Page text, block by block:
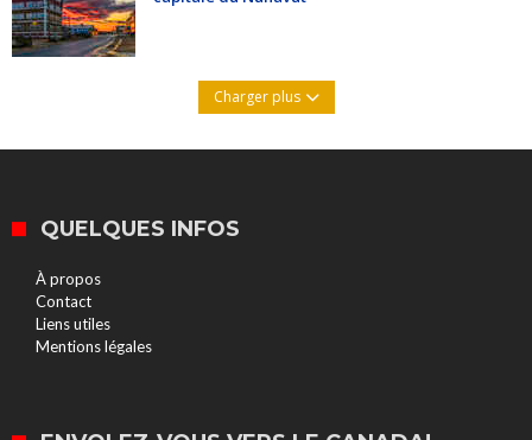
Charger plus
QUELQUES INFOS
À propos
Contact
Liens utiles
Mentions légales